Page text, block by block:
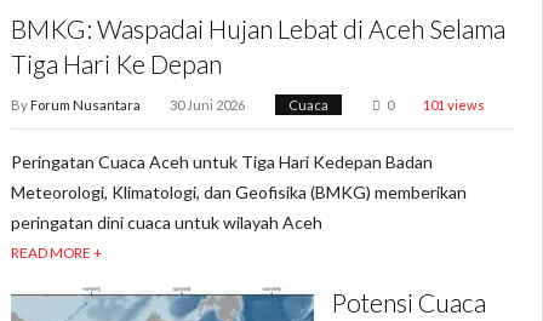
BMKG: Waspadai Hujan Lebat di Aceh Selama
Tiga Hari Ke Depan
ByForum Nusantara 30 Juni 2026 Cuaca 0 101 views
Peringatan Cuaca Aceh untuk Tiga Hari Kedepan Badan
Meteorologi, Klimatologi, dan Geofisika (BMKG) memberikan
peringatan dini cuaca untuk wilayah Aceh
READ MORE +
Potensi Cuaca